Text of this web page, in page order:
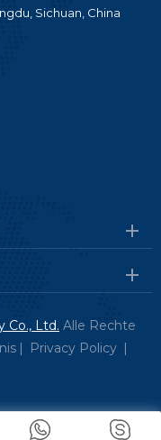
Sichuan, China
Co., Ltd. Alle Rechte
Privacy Policy